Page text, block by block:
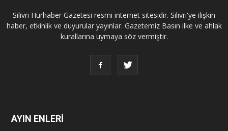
Silivri Hürhaber Gazetesi resmi internet sitesidir. Silivri'ye ilişkin
haber, etkinlik ve duyurular yayınlar. Gazetemiz Basın ilke ve ahlak
kurallarına uymaya söz vermiştir.
AYIN ENLERİ